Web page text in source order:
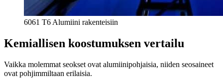
6061 T6 Alumiini rakenteisiin
Kemiallisen koostumuksen vertailu
Vaikka molemmat seokset ovat alumiinipohjaisia, niiden seosaineet
ovat pohjimmiltaan erilaisia.